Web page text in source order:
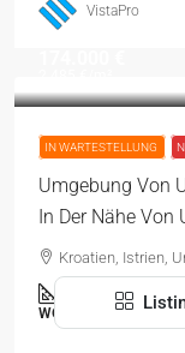
VistaPro
IN WARTESTELLUNG
Umgebung Von
In Der Nähe Von
Kroatien, Istrien,
2
WOHNUNG,